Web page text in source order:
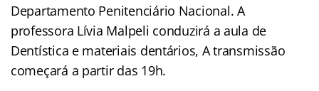
Departamento Penitenciário Nacional. A
professora Lívia Malpeli conduzirá a aula de
Dentística e materiais dentários, A transmissão
começará a partir das 19h.